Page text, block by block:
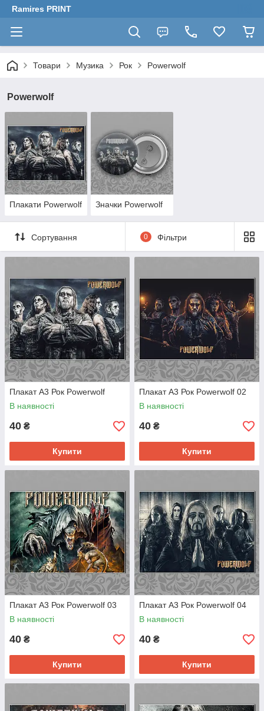
Ramires PRINT
Товари Музика Рок Powerwolf
Powerwolf
Плакати Powerwolf Значки Powerwolf
Сортування 0 Фільтри
Плакат А3 Рок Powerwolf
В наявності
40 ₴
Купити
Плакат А3 Рок Powerwolf 02
В наявності
40 ₴
Купити
Плакат А3 Рок Powerwolf 03
В наявності
40 ₴
Купити
Плакат А3 Рок Powerwolf 04
В наявності
40 ₴
Купити